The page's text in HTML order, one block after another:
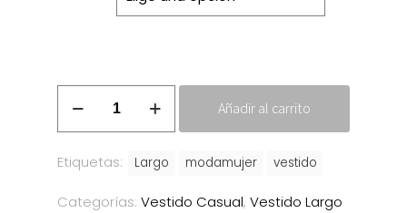
cantidad
Añadir al carrito
Etiquetas: Largo modamujer vestido
Categorías: Vestido Casual, Vestido Largo